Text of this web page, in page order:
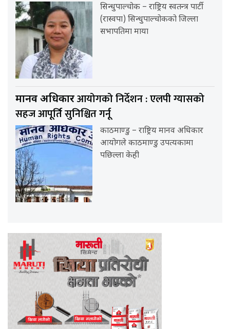
सिन्धुपाल्चोक – राष्ट्रिय स्वतन्त्र पार्टी
(रास्वपा) सिन्धुपाल्चोकको जिल्ला
सभापतिमा माया
मानव अधिकारआयोगको निर्देशन : एलपी ग्यासको
सहज आपूर्ति सुनिश्चित गर्नू
काठमाण्डु – राष्ट्रिय मानव अधिकार
आयोगले काठमाण्डु उपत्यकामा
पछिल्ला केही